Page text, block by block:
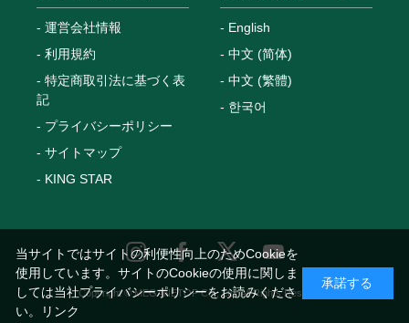
運営会社情報
利用規約
特定商取引法に基づく表
記
プライバシーポリシー
サイトマップ
KING STAR
English
中文 (简体)
中文 (繁體)
한국어
Copyright © MEGANETOP Co., Ltd. All Rights Reserved.
当サイトではサイトの利便性向上のためCookieを
使用しています。サイトのCookieの使用に関しま
しては当社プライバシーポリシーをお読みくださ
い。
リンク
承諾する